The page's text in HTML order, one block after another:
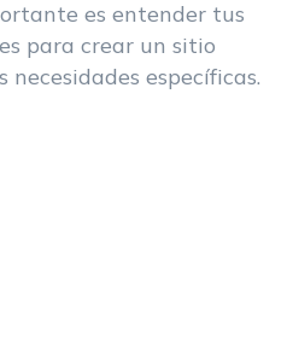
es entender tus
para crear un sitio
específicas.